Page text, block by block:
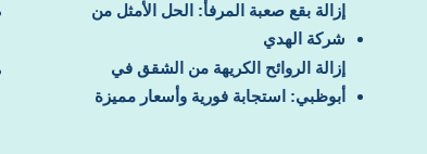
إزالة بقع صعبة المرفأ: الحل الأمثل من
شركة الهدي
إزالة الروائح الكريهة من الشقق في
أبوظبي: استجابة فورية وأسعار مميزة